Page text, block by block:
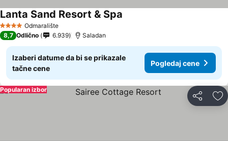
4 ZvezdiceOdmaralište
Lanta Sand Resort & Spa
8,7 Odlično 6.939 Saladan
Izaberi datume da bi se prikazale
tačne cene
Pogledaj cene
Deli
Popularan izbor